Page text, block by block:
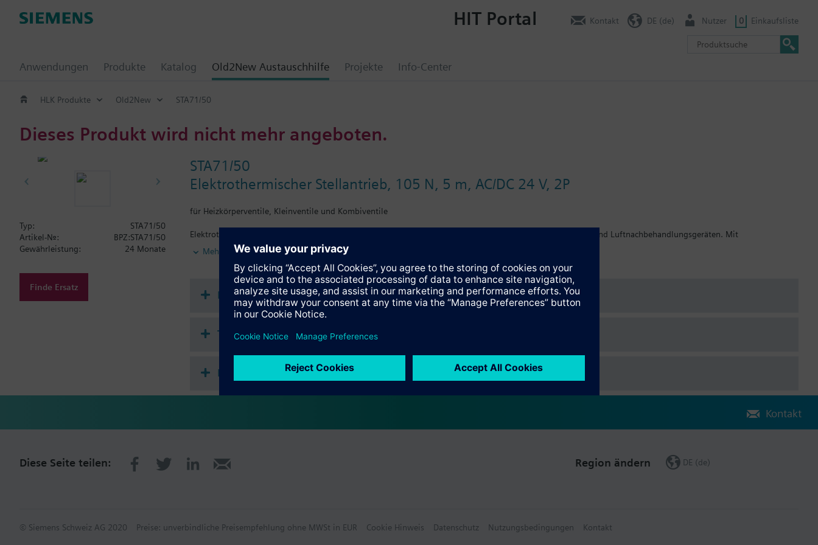
Anwendungen Produkte Katalog Old2New Austauschhilfe Projekte Info-Center
HIT Portal Kontakt DE (de) Nutzer 0 Einkaufsliste
HLK Produkte Old2New STA71/50
Dieses Produkt wird nicht mehr angeboten.
STA71/50
Elektrothermischer Stellantrieb, 105 N, 5 m, AC/DC 24 V, 2P
für Heizkörperventile, Kleinventile und Kombiventile
Elektrothermische Stellantriebe zur 2-Punkt und quasistetigen Regelung von Heizungsanlagen, Kühldecken und Luftnachbehandlungsgeräten. Mit
Stellungsanzeige und Anschlusskabel. Typen mit 1,2 m und 5 m Kabel erhältlich. Passend auf Siemens Heizkörperventile VDN../VEN../VUN../VPD../VPE.., Siemens-
Kleinventile VD1...CLC und V..I46.. und auf Heizkörperventile mit Anschluss M30 x 1,5 und 2,5 mm Hub (Heimeier, Cazzaniga, Oventrop M30x1,5, Honeywell-
Braukmann, MNG, Junkers, Beulco neu).
Passend auf Siemens Kombiventile VPP46../VPI46.. mit 2,5 mm Hub.
Spezialanwendungen (Antrieb spannungslos, Ventil offen):
für Kleinventile VVP47.., VXP47.., VMP47..
für Siemens Heizkörperventile und andere Fabrikate, siehe Antriebstyp STP..
Umgebungstemperatur Betrieb für quasistetige Regelung: 5...40 °C
Mehr
Typ:
STA71/50
Artikel-Nr.:
BPZ:STA71/50
Gewährleistung:
24 Monate
Finde Ersatz
Dokumente
Technische Übersicht
Mehrfach wählbares Zubehör
Kontakt
Diese Seite teilen: Region ändern DE (de)
© Siemens Schweiz AG 2020 Preise: unverbindliche Preisempfehlung ohne MWSt in EUR Cookie Hinweis Datenschutz Nutzungsbedingungen Kontakt